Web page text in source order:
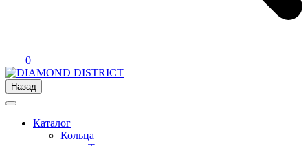
0
Назад
Каталог
Кольца